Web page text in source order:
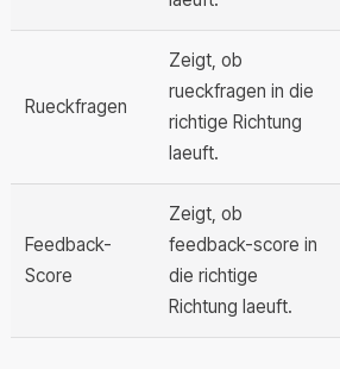
Rueckfragen
Zeigt, ob
rueckfragen in die
richtige Richtung
laeuft.
Feedback-
Score
Zeigt, ob
feedback-score in
die richtige
Richtung laeuft.